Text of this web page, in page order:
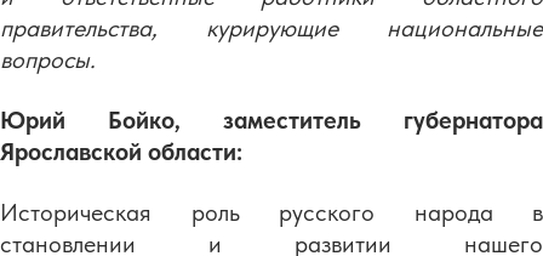
правительства, курирующие национальные
вопросы.
Юрий Бойко, заместитель губернатора
Ярославской области:
Историческая роль русского народа в
становлении и развитии нашего